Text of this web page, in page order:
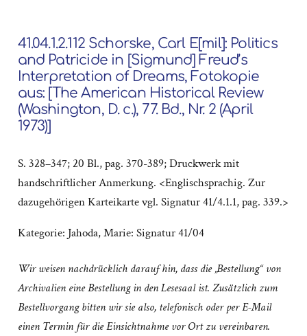
41.04.1.2.112 Schorske, Carl E[mil]: Politics
and Patricide in [Sigmund] Freud’s
Interpretation of Dreams, Fotokopie
aus: [The American Historical Review
(Washington, D. c.), 77. Bd., Nr. 2 (April
1973)]
S. 328–347; 20 Bl., pag. 370-389; Druckwerk mit
handschriftlicher Anmerkung. <Englischsprachig. Zur
dazugehörigen Karteikarte vgl. Signatur 41/4.1.1, pag. 339.>
Kategorie: Jahoda, Marie: Signatur 41/04
Wir weisen nachdrücklich darauf hin, dass die „Bestellung“ von
Archivalien eine Bestellung in den Lesesaal ist. Zusätzlich zum
Bestellvorgang bitten wir sie also, telefonisch oder per E-Mail
einen Termin für die Einsichtnahme vor Ort zu vereinbaren.